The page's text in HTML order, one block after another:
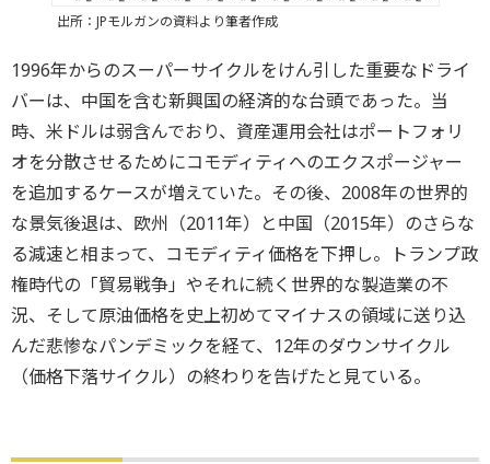
出所：JPモルガンの資料より筆者作成
1996年からのスーパーサイクルをけん引した重要なドライ
バーは、中国を含む新興国の経済的な台頭であった。当
時、米ドルは弱含んでおり、資産運用会社はポートフォリ
オを分散させるためにコモディティへのエクスポージャー
を追加するケースが増えていた。その後、2008年の世界的
な景気後退は、欧州（2011年）と中国（2015年）のさらな
る減速と相まって、コモディティ価格を下押し。トランプ政
権時代の「貿易戦争」やそれに続く世界的な製造業の不
況、そして原油価格を史上初めてマイナスの領域に送り込
んだ悲惨なパンデミックを経て、12年のダウンサイクル
（価格下落サイクル）の終わりを告げたと見ている。